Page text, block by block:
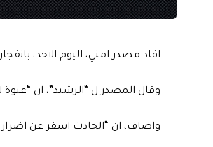
افاد مصدر امني، اليوم الاحد،
وقال المصدر ل “الرشيد”، ان
واضاف، ان “الحادث اسفر عن